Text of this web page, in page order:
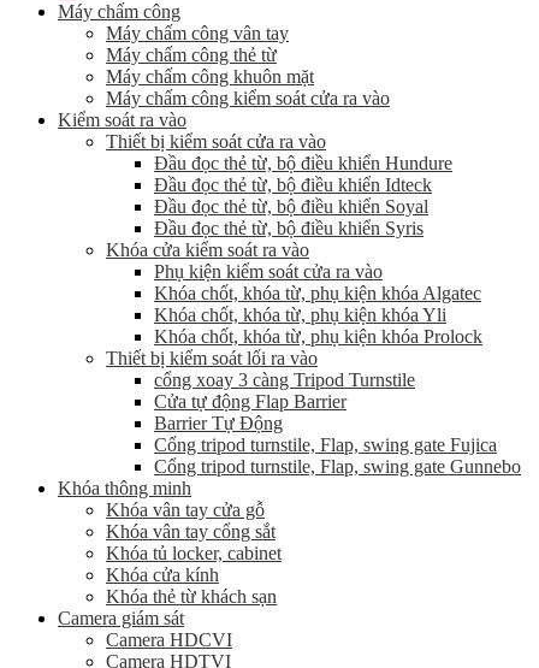
Máy chấm công
Máy chấm công vân tay
Máy chấm công thẻ từ
Máy chấm công khuôn mặt
Máy chấm công kiểm soát cửa ra vào
Kiểm soát ra vào
Thiết bị kiểm soát cửa ra vào
Đầu đọc thẻ từ, bộ điều khiển Hundure
Đầu đọc thẻ từ, bộ điều khiển Idteck
Đầu đọc thẻ từ, bộ điều khiển Soyal
Đầu đọc thẻ từ, bộ điều khiển Syris
Khóa cửa kiểm soát ra vào
Phụ kiện kiểm soát cửa ra vào
Khóa chốt, khóa từ, phụ kiện khóa Algatec
Khóa chốt, khóa từ, phụ kiện khóa Yli
Khóa chốt, khóa từ, phụ kiện khóa Prolock
Thiết bị kiểm soát lối ra vào
cổng xoay 3 càng Tripod Turnstile
Cửa tự động Flap Barrier
Barrier Tự Động
Cổng tripod turnstile, Flap, swing gate Fujica
Cổng tripod turnstile, Flap, swing gate Gunnebo
Khóa thông minh
Khóa vân tay cửa gỗ
Khóa vân tay cổng sắt
Khóa tủ locker, cabinet
Khóa cửa kính
Khóa thẻ từ khách sạn
Camera giám sát
Camera HDCVI
Camera HDTVI